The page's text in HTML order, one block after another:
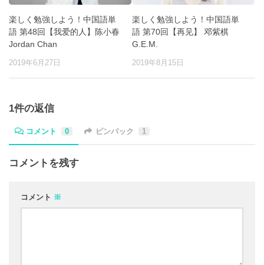
楽しく勉強しよう！中国語単
語 第48回【我爱的人】陈小春
Jordan Chan
2019年6月27日
楽しく勉強しよう！中国語単
語 第70回【再见】 邓紫棋
G.E.M.
2019年8月15日
1件の返信
コメント 0 ピンバック 1
コメントを残す
コメント ※